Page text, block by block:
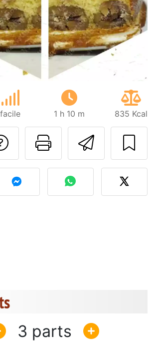
facile 1 h 10 m 835 Kcal
Imprimer
Poser une
votre photo de
3